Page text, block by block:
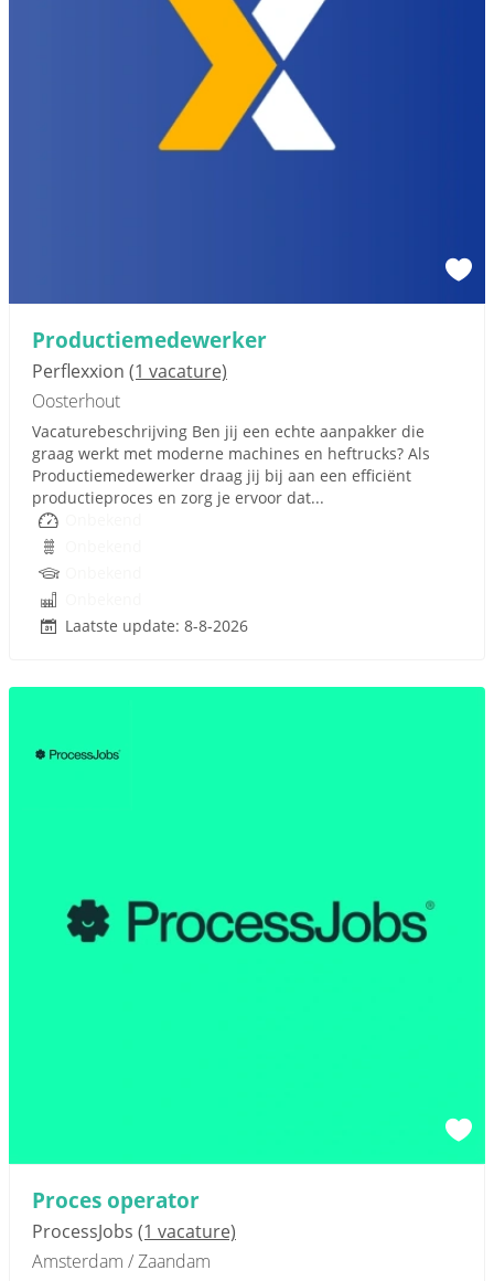
Productiemedewerker
Perflexxion (1 vacature)
Oosterhout
Vacaturebeschrijving Ben jij een echte aanpakker die
graag werkt met moderne machines en heftrucks? Als
Productiemedewerker draag jij bij aan een efficiënt
productieproces en zorg je ervoor dat...
Laatste update: 8-8-2026
Proces operator
ProcessJobs (1 vacature)
Amsterdam / Zaandam